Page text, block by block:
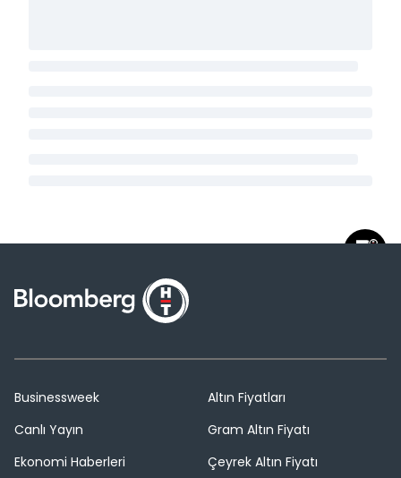
Businessweek
Canlı Yayın
Ekonomi Haberleri
Altın Fiyatları
Gram Altın Fiyatı
Çeyrek Altın Fiyatı